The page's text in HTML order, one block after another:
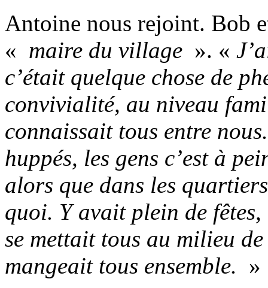
Antoine nous rejoint. Bob
« maire du village ». «
c’était quelque chose de
convivialité, au niveau
connaissait tous entre
huppés, les gens c’est à
alors que dans les
quoi. Y avait plein de fêtes,
se mettait tous au milieu
mangeait tous ensemble. »